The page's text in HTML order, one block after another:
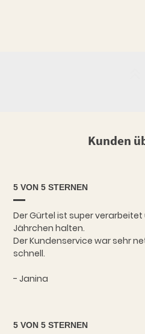
Kunden
5 VON 5 STERNEN
Der Gürtel ist super
Jährchen halten.
Der Kundenservice war sehr
schnell.
- Janina
5 VON 5 STERNEN